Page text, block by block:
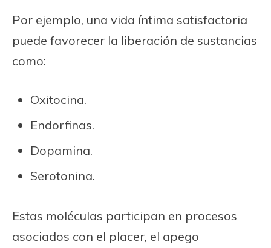
Por ejemplo, una vida íntima satisfactoria
puede favorecer la liberación de sustancias
como:
Oxitocina.
Endorfinas.
Dopamina.
Serotonina.
Estas moléculas participan en procesos
asociados con el placer, el apego